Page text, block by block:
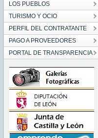
LOS PUEBLOS
TURISMO Y OCIO
PERFIL DEL CONTRATANTE
PAGO A PROVEEDORES
PORTAL DE TRANSPARENCIA